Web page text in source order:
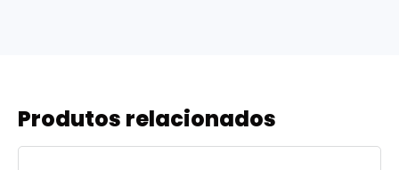
Produtos relacionados